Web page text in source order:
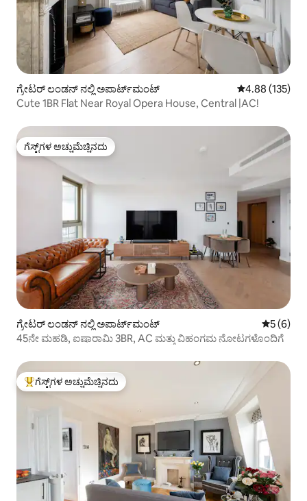
ಗ್ರೇಟರ್ ಲಂಡನ್ ನಲ್ಲಿ ಅಪಾರ್ಟ್‌ಮಂಟ್ 5 ರಲ್ಲಿ 4.88
4.88 (135)
Cute 1BR Flat Near Royal Opera House, Central |AC!
ಗೆಸ್ಟ್‌ಗಳ ಅಚ್ಚುಮೆಚ್ಚಿನದು
ಗೆಸ್ಟ್‌ಗಳ ಅಚ್ಚುಮೆಚ್ಚಿನದು
ಗ್ರೇಟರ್ ಲಂಡನ್ ನಲ್ಲಿ ಅಪಾರ್ಟ್‌ಮಂಟ್ 5 ರಲ್ಲಿ 5
5 (6)
45ನೇ ಮಹಡಿ, ಐಷಾರಾಮಿ 3BR, AC ಮತ್ತು ವಿಹಂಗಮ ನೋಟಗಳೊಂದಿಗೆ
ಗೆಸ್ಟ್‌ಗಳಿಗೆ ಅತಿ ಹೆಚ್ಚು ಅಚ್ಚುಮೆಚ್ಚಿನದು
ಗೆಸ್ಟ್‌ಗಳ ಅಚ್ಚುಮೆಚ್ಚಿನದು